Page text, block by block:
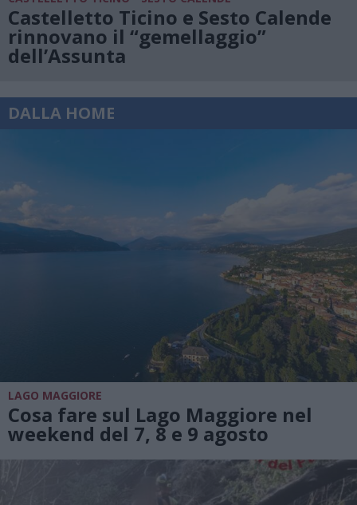
Castelletto Ticino e Sesto Calende
rinnovano il “gemellaggio”
dell’Assunta
DALLA HOME
LAGO MAGGIORE
Cosa fare sul Lago Maggiore nel
weekend del 7, 8 e 9 agosto